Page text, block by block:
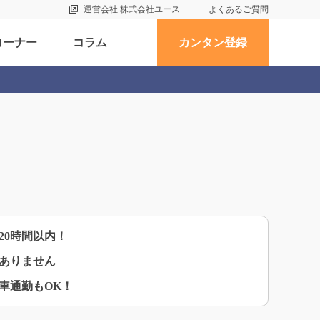
運営会社 株式会社ユース よくあるご質問
ーナー コラム カンタン登録
時間以内！
りません
通勤もOK！